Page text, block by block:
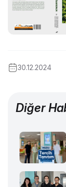
30.12.2024
Diğer